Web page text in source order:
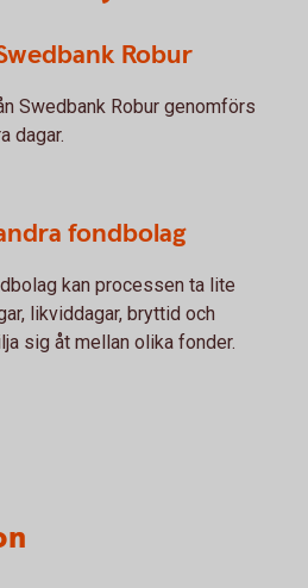
Robur
Swedbank Robur genomförs
dagar.
fondbolag
kan processen ta lite
likviddagar, bryttid och
sig åt mellan olika fonder.